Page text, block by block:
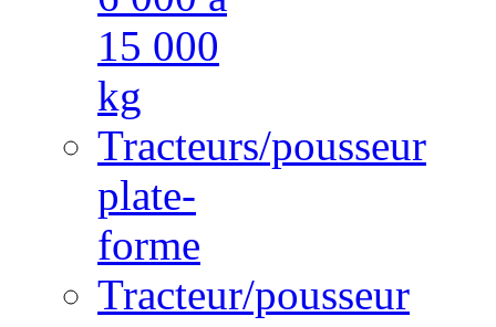
15 000
kg
Tracteurs/pousseur
plate-
forme
Tracteur/pousseur